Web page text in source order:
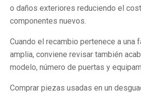
o daños exteriores reduciendo el
componentes nuevos.
Cuando el recambio pertenece a una
amplia, conviene revisar también
modelo, número de puertas y
Comprar piezas usadas en un